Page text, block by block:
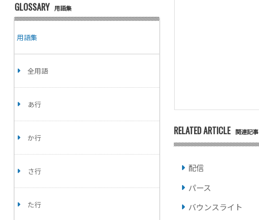
GLOSSARY 用語集
用語集
全用語
あ行
か行
さ行
た行
RELATED ARTICLE 関連記事
配信
パース
バウンスライト